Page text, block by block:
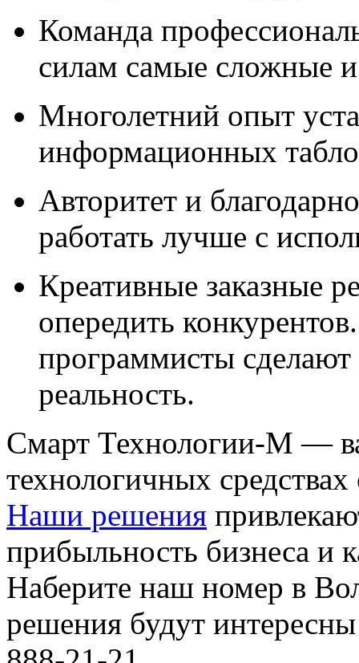
Команда
силам самые сложные
Многолетний опыт
информационных
Авторитет и
работать лучше с
Креативные заказные
опередить
программисты сделают
реальность.
Смарт Технологии-М —
технологичных
Наши решения
прибыльность бизнеса и
Наберите наш номер в
решения будут